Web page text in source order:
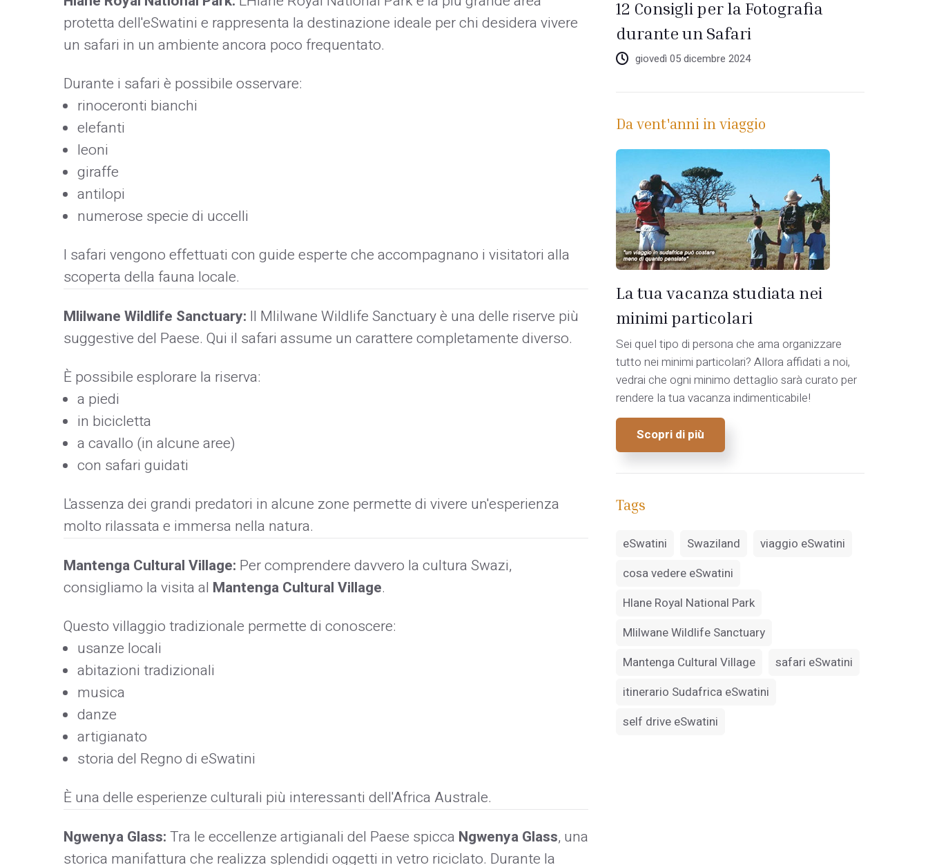
protetta dell'eSwatini e rappresenta la destinazione ideale per chi desidera vivere
un safari in un ambiente ancora poco frequentato.
Durante i safari è possibile osservare:
rinoceronti bianchi
elefanti
leoni
giraffe
antilopi
numerose specie di uccelli
I safari vengono effettuati con guide esperte che accompagnano i visitatori alla
scoperta della fauna locale.
Mlilwane Wildlife Sanctuary: Il Mlilwane Wildlife Sanctuary è una delle riserve più
suggestive del Paese. Qui il safari assume un carattere completamente diverso.
È possibile esplorare la riserva:
a piedi
in bicicletta
a cavallo (in alcune aree)
con safari guidati
L'assenza dei grandi predatori in alcune zone permette di vivere un'esperienza
molto rilassata e immersa nella natura.
Mantenga Cultural Village: Per comprendere davvero la cultura Swazi,
consigliamo la visita al Mantenga Cultural Village.
Questo villaggio tradizionale permette di conoscere:
usanze locali
abitazioni tradizionali
musica
danze
artigianato
storia del Regno di eSwatini
È una delle esperienze culturali più interessanti dell'Africa Australe.
Ngwenya Glass:Tra le eccellenze artigianali del Paese spicca Ngwenya Glass, una
storica manifattura che realizza splendidi oggetti in vetro riciclato. Durante la
12 Consigli per la Fotografia
durante un Safari
giovedì 05 dicembre 2024
Da vent'anni in viaggio
La tua vacanza studiata nei
minimi particolari
Sei quel tipo di persona che ama organizzare
tutto nei minimi particolari? Allora affidati a noi,
vedrai che ogni minimo dettaglio sarà curato per
rendere la tua vacanza indimenticabile!
Scopri di più
Tags
eSwatini Swaziland
viaggio eSwatini
cosa vedere eSwatini
Hlane Royal National Park
Mlilwane Wildlife Sanctuary
Mantenga Cultural Village
safari eSwatini
itinerario Sudafrica eSwatini
self drive eSwatini